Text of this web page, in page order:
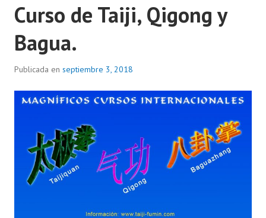
Curso de Taiji, Qigong y
Bagua.
Publicada en septiembre 3, 2018